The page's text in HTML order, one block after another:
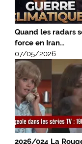
Quand les radars
force en Iran…
07/05/2026
2026/024 La